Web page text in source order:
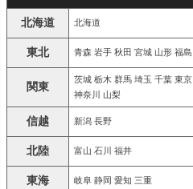
北海道 北海道
東北 青森 岩手 秋田 宮城 山形 福島
関東
茨城 栃木 群馬 埼玉 千葉 東京
神奈川 山梨
信越 新潟 長野
北陸 富山 石川 福井
東海 岐阜 静岡 愛知 三重